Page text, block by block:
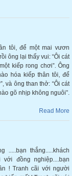
tôi, để một mai vươn
ông lại thấy vui: “Ôi cát
kiếp rong chơi”. Ông
hóa kiếp thân tôi, để
và ông than thở: “Ôi cát
gõ nhịp không nguôi”.
Read More
.....bạn thắng.....khách
đồng nghiệp....bạn
! Tranh cãi với người